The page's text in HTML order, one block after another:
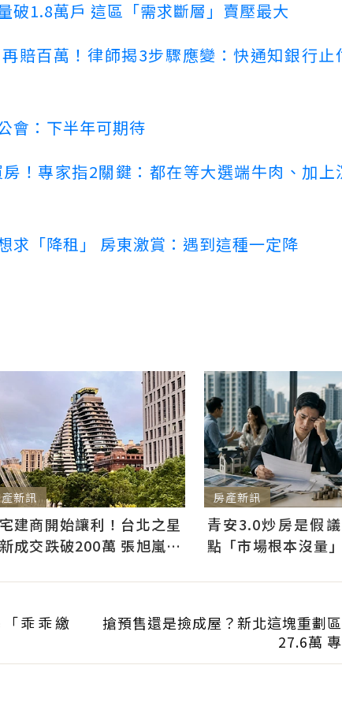
破1.8萬戶 這區「需求斷層」賣壓最大
賠百萬！律師揭3步驟應變：快通知銀行止
會：下半年可期待
！專家指2關鍵：都在等大選端牛肉、加上
求「降租」 房東激賞：遇到這種一定降
新訊
建商開始讓利！台北之星
成交跌破200萬 張旭嵐：
房產新訊
青安3.0炒房是假
點「市場根本沒量
乖乖繳
搶預售還是撿成屋？新北這塊重劃
27.6萬